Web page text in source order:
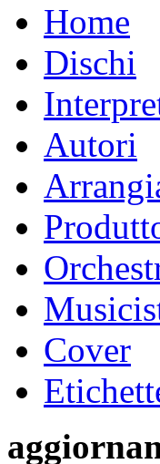
Home
Dischi
Autori
Cover